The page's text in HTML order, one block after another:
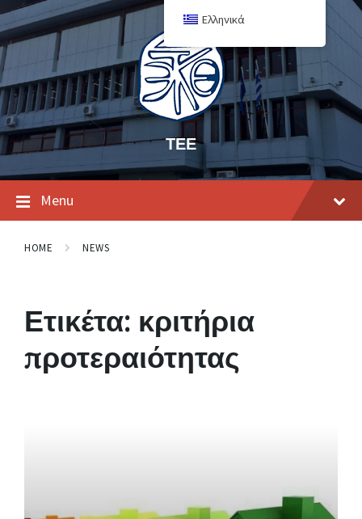
ΤΕΕ
Menu
HOME NEWS
Ετικέτα: κριτήρια
προτεραιότητας
Ελληνικά